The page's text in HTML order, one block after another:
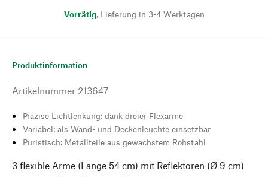
Vorrätig, Lieferung in 3-4 Werktagen
Produktinformation
Artikelnummer 213647
Präzise Lichtlenkung: dank dreier Flexarme
Variabel: als Wand- und Deckenleuchte einsetzbar
Puristisch: Metallteile aus gewachstem Rohstahl
3 flexible Arme (Länge 54 cm) mit Reflektoren (Ø 9 cm)